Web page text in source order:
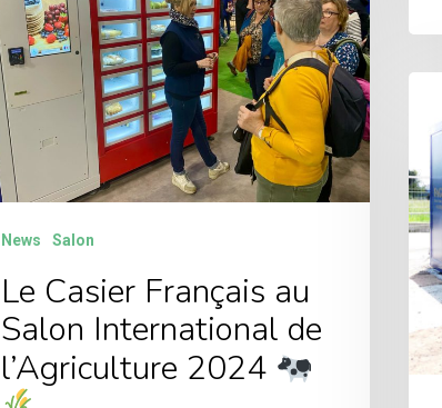
News Salon
Le Casier Français au
Salon International de
l’Agriculture 2024